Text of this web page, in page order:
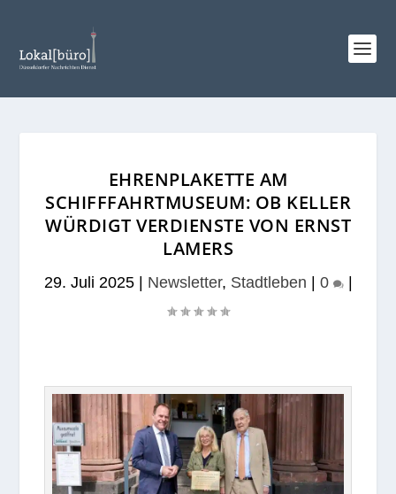
EHRENPLAKETTE AM
SCHIFFFAHRTMUSEUM: OB KELLER
WÜRDIGT VERDIENSTE VON ERNST
LAMERS
29. Juli 2025| Newsletter, Stadtleben 0 |